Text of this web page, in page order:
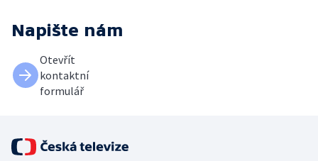
Napište nám
Otevřít
kontaktní
formulář